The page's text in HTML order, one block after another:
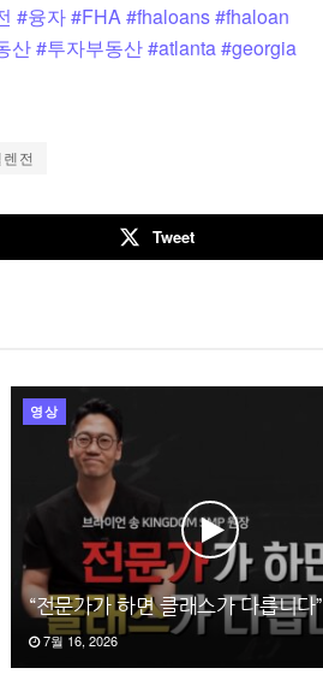
#융자#FHA#fhaloans#fhaloan
산#투자부동산#atlanta#georgia
전
Tweet
영상
“전문가가 하면 클래스가 다릅니다”
7월 16, 2026